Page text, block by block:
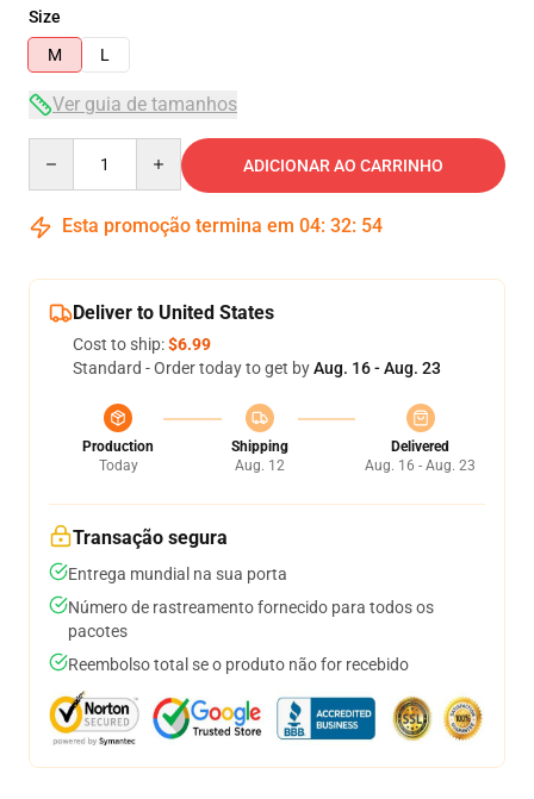
Size
M
L
Ver guia de tamanhos
ADICIONAR AO CARRINHO
Esta promoção termina em 04: 32: 54
Deliver to United States
Cost to ship:$6.99
Standard - Order today to get byAug. 16 - Aug. 23
Production
Today
Shipping
Aug. 12
Delivered
Aug. 16 - Aug. 23
Transação segura
Entrega mundial na sua porta
Número de rastreamento fornecido para todos os
pacotes
Reembolso total se o produto não for recebido